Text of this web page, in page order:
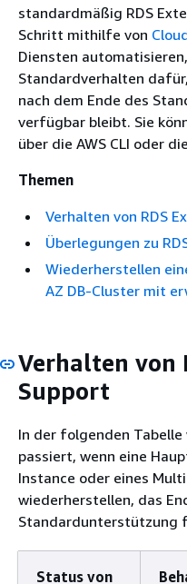
standardmäßig RDS
Schritt mithilfe von
Diensten
Standardverhalten
nach dem Ende des
verfügbar bleibt. Sie
über die AWS CLI oder
Themen
Verhalten von RDS
Überlegungen zu
Wiederherstellen
AZ DB-Cluster mit
Verhalten von
Support
In der folgenden
passiert, wenn eine
Instance oder eines
wiederherstellen, das
Standardunterstützung
Status von